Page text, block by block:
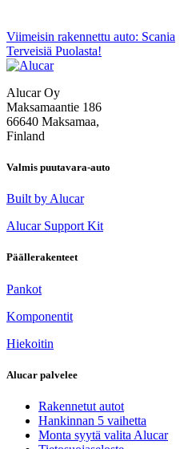
Artikkelien
selaus
Viimeisin rakennettu auto: Scania
Terveisiä Puolasta!
Alucar Oy
Maksamaantie 186
66640 Maksamaa,
Finland
Valmis puutavara-auto
Built by Alucar
Alucar Support Kit
Päällerakenteet
Pankot
Komponentit
Hiekoitin
Alucar palvelee
Rakennetut autot
Hankinnan 5 vaihetta
Monta syytä valita Alucar